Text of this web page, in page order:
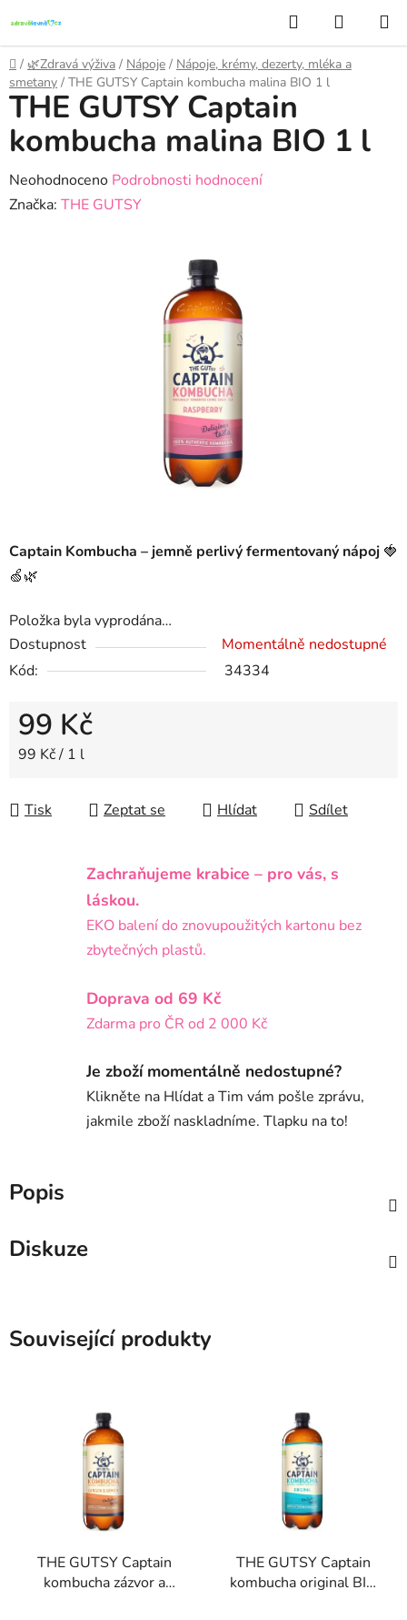
na
obsah
Hledat
KOŠÍK
Domů
/ 🌿Zdravá výživa / Nápoje / Nápoje, krémy, dezerty, mléka a
smetany / THE GUTSY Captain kombucha malina BIO 1 l
Captain Kombucha – jemně perlivý fermentovaný nápoj 🍓
🍏🌿
Položka byla vyprodána…
Dostupnost
Momentálně nedostupné
Kód:
34334
99 Kč
Měrná cena:
99 Kč / 1 l
Tisk Zeptat se Hlídat Sdílet
THE GUTSY Captain
kombucha malina BIO 1 l
Průměrné
hodnocení
Neohodnoceno Podrobnosti hodnocení
Značka: THE GUTSY
Zachraňujeme krabice – pro vás, s
láskou.
EKO balení do znovupoužitých kartonu bez
zbytečných plastů.
Doprava od 69 Kč
Zdarma pro ČR od 2 000 Kč
Je zboží momentálně nedostupné?
Klikněte na Hlídat a Tim vám pošle zprávu,
jakmile zboží naskladníme. Tlapku na to!
Popis
Diskuze
Související produkty
THE GUTSY Captain
kombucha zázvor a
THE GUTSY Captain
kombucha original BIO